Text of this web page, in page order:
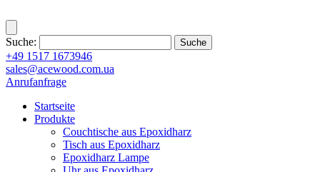
Suche:
+49 1517 1673946
sales@acewood.com.ua
Anrufanfrage
Startseite
Produkte
Couchtische aus Epoxidharz
Tisch aus Epoxidharz
Epoxidharz Lampe